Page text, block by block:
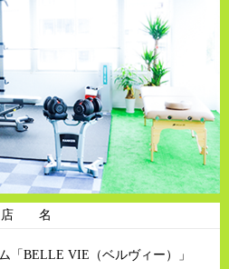
店 名
「BELLE VIE（ベルヴィー）」